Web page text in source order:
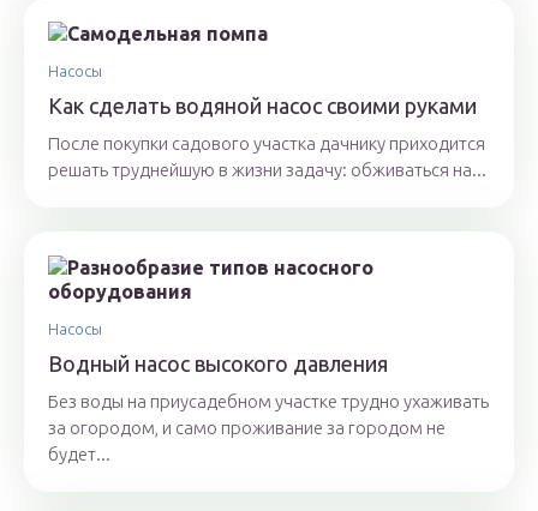
Насосы
Как сделать водяной насос своими руками
После покупки садового участка дачнику приходится
решать труднейшую в жизни задачу: обживаться на...
Насосы
Водный насос высокого давления
Без воды на приусадебном участке трудно ухаживать
за огородом, и само проживание за городом не
будет...